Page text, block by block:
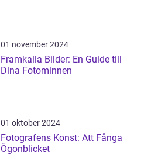
01 november 2024
Framkalla Bilder: En Guide till
Dina Fotominnen
01 oktober 2024
Fotografens Konst: Att Fånga
Ögonblicket